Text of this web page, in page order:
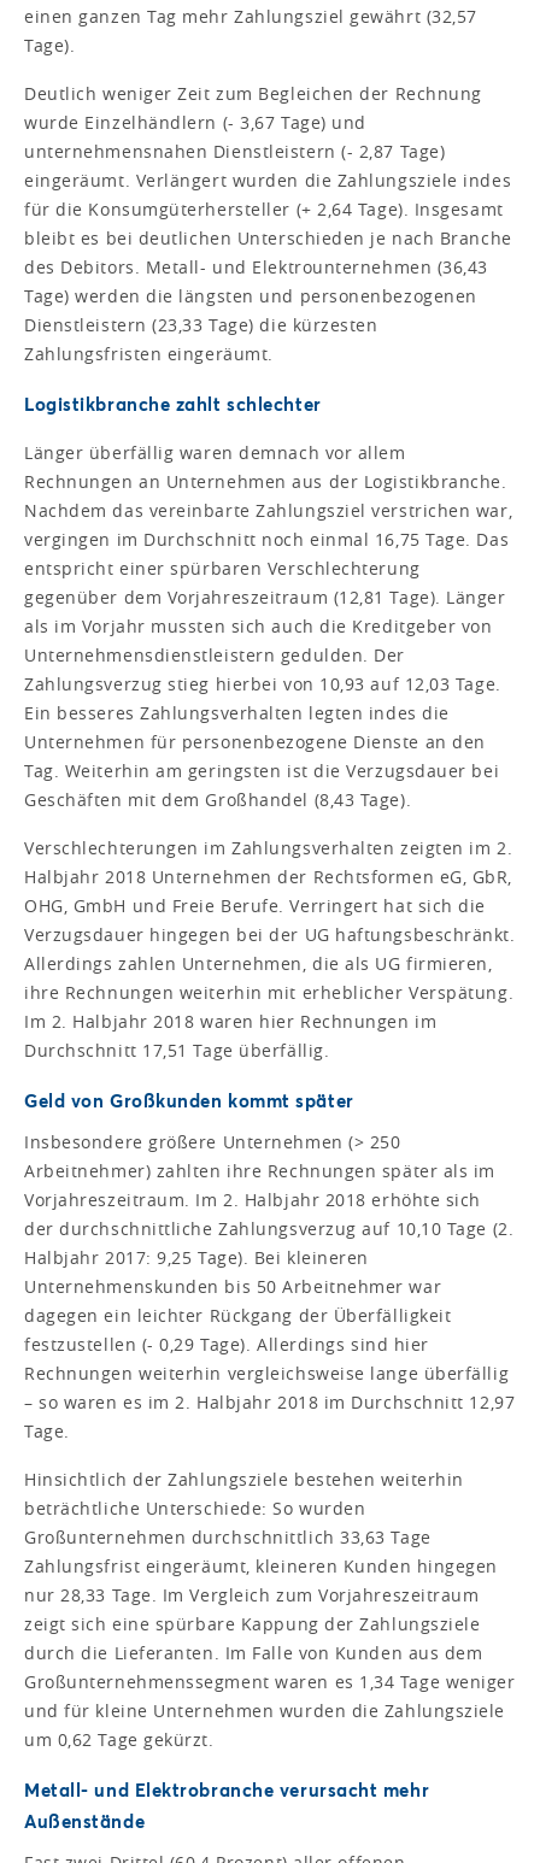
einen ganzen Tag mehr Zahlungsziel gewährt (32,57
Tage).
Deutlich weniger Zeit zum Begleichen der Rechnung
wurde Einzelhändlern (- 3,67 Tage) und
unternehmensnahen Dienstleistern (- 2,87 Tage)
eingeräumt. Verlängert wurden die Zahlungsziele indes
für die Konsumgüterhersteller (+ 2,64 Tage). Insgesamt
bleibt es bei deutlichen Unterschieden je nach Branche
des Debitors. Metall- und Elektrounternehmen (36,43
Tage) werden die längsten und personenbezogenen
Dienstleistern (23,33 Tage) die kürzesten
Zahlungsfristen eingeräumt.
Logistikbranche zahlt schlechter
Länger überfällig waren demnach vor allem
Rechnungen an Unternehmen aus der Logistikbranche.
Nachdem das vereinbarte Zahlungsziel verstrichen war,
vergingen im Durchschnitt noch einmal 16,75 Tage. Das
entspricht einer spürbaren Verschlechterung
gegenüber dem Vorjahreszeitraum (12,81 Tage). Länger
als im Vorjahr mussten sich auch die Kreditgeber von
Unternehmensdienstleistern gedulden. Der
Zahlungsverzug stieg hierbei von 10,93 auf 12,03 Tage.
Ein besseres Zahlungsverhalten legten indes die
Unternehmen für personenbezogene Dienste an den
Tag. Weiterhin am geringsten ist die Verzugsdauer bei
Geschäften mit dem Großhandel (8,43 Tage).
Verschlechterungen im Zahlungsverhalten zeigten im 2.
Halbjahr 2018 Unternehmen der Rechtsformen eG, GbR,
OHG, GmbH und Freie Berufe. Verringert hat sich die
Verzugsdauer hingegen bei der UG haftungsbeschränkt.
Allerdings zahlen Unternehmen, die als UG firmieren,
ihre Rechnungen weiterhin mit erheblicher Verspätung.
Im 2. Halbjahr 2018 waren hier Rechnungen im
Durchschnitt 17,51 Tage überfällig.
Geld von Großkunden kommt später
Insbesondere größere Unternehmen (> 250
Arbeitnehmer) zahlten ihre Rechnungen später als im
Vorjahreszeitraum. Im 2. Halbjahr 2018 erhöhte sich
der durchschnittliche Zahlungsverzug auf 10,10 Tage (2.
Halbjahr 2017: 9,25 Tage). Bei kleineren
Unternehmenskunden bis 50 Arbeitnehmer war
dagegen ein leichter Rückgang der Überfälligkeit
festzustellen (- 0,29 Tage). Allerdings sind hier
Rechnungen weiterhin vergleichsweise lange überfällig
– so waren es im 2. Halbjahr 2018 im Durchschnitt 12,97
Tage.
Hinsichtlich der Zahlungsziele bestehen weiterhin
beträchtliche Unterschiede: So wurden
Großunternehmen durchschnittlich 33,63 Tage
Zahlungsfrist eingeräumt, kleineren Kunden hingegen
nur 28,33 Tage. Im Vergleich zum Vorjahreszeitraum
zeigt sich eine spürbare Kappung der Zahlungsziele
durch die Lieferanten. Im Falle von Kunden aus dem
Großunternehmenssegment waren es 1,34 Tage weniger
und für kleine Unternehmen wurden die Zahlungsziele
um 0,62 Tage gekürzt.
Metall- und Elektrobranche verursacht mehr
Außenstände